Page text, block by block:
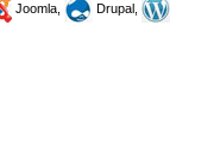
Joomla,
Drupal,